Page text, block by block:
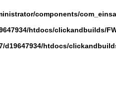
components/
htdocs/clickandbuilds/
d19647934/htdocs/